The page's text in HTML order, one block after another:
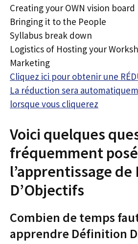
Creating your OWN vision board
Bringing it to the People
Syllabus break down
Logistics of Hosting your
Marketing
Cliquez ici pour obtenir une
La réduction sera
lorsque vous cliquerez
Voici quelques
fréquemment
l’apprentissage
D’Objectifs
Combien de temps
apprendre Définition